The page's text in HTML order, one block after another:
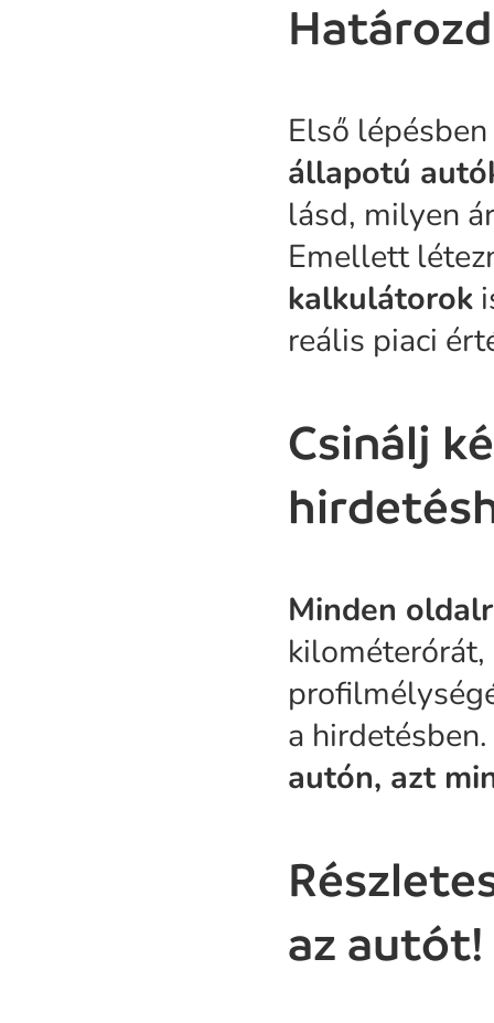
Első
állapotú
lásd, milyen
Emellett
kalkulátorok
reális piaci
Csinálj
Minden
kilométerórát,
a
autón, azt
az autót!